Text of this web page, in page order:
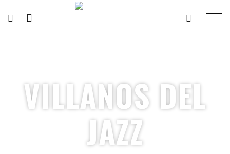
VILLANOS DEL
JAZZ